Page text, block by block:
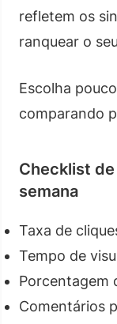
refletem os
ranquear o
Escolha
comparando
Checklist
semana
Taxa de
Tempo de
Porcentagem
Comentários